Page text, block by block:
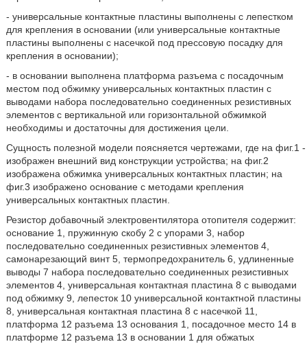
- универсальные контактные пластины выполнены с лепестком
для крепления в основании (или универсальные контактные
пластины выполнены с насечкой под прессовую посадку для
крепления в основании);
- в основании выполнена платформа разъема с посадочным
местом под обжимку универсальных контактных пластин с
выводами набора последовательно соединенных резистивных
элементов с вертикальной или горизонтальной обжимкой
необходимы и достаточны для достижения цели.
Сущность полезной модели поясняется чертежами, где на фиг.1 -
изображен внешний вид конструкции устройства; на фиг.2
изображена обжимка универсальных контактных пластин; на
фиг.3 изображено основание с методами крепления
универсальных контактных пластин.
Резистор добавочный электровентилятора отопителя содержит:
основание 1, пружинную скобу 2 с упорами 3, набор
последовательно соединенных резистивных элементов 4,
самонарезающий винт 5, термопредохранитель 6, удлиненные
выводы 7 набора последовательно соединенных резистивных
элементов 4, универсальная контактная пластина 8 с выводами
под обжимку 9, лепесток 10 универсальной контактной пластины
8, универсальная контактная пластина 8 с насечкой 11,
платформа 12 разъема 13 основания 1, посадочное место 14 в
платформе 12 разъема 13 в основании 1 для обжатых